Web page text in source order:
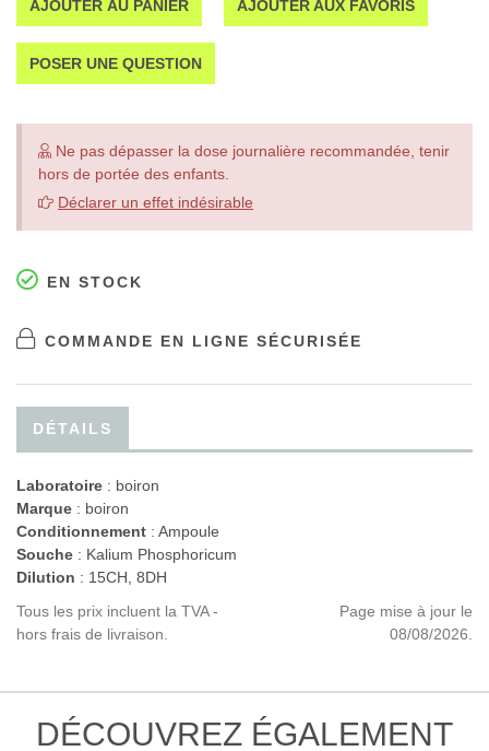
AJOUTER AU PANIER AJOUTER AUX FAVORIS
POSER UNE QUESTION
Ne pas dépasser la dose journalière recommandée, tenir
hors de portée des enfants.
Déclarer un effet indésirable
EN STOCK
COMMANDE EN LIGNE SÉCURISÉE
DÉTAILS
Laboratoire : boiron
Marque : boiron
Conditionnement : Ampoule
Souche : Kalium Phosphoricum
Dilution : 15CH, 8DH
Tous les prix incluent la TVA -
hors frais de livraison.
Page mise à jour le
08/08/2026.
DÉCOUVREZ ÉGALEMENT